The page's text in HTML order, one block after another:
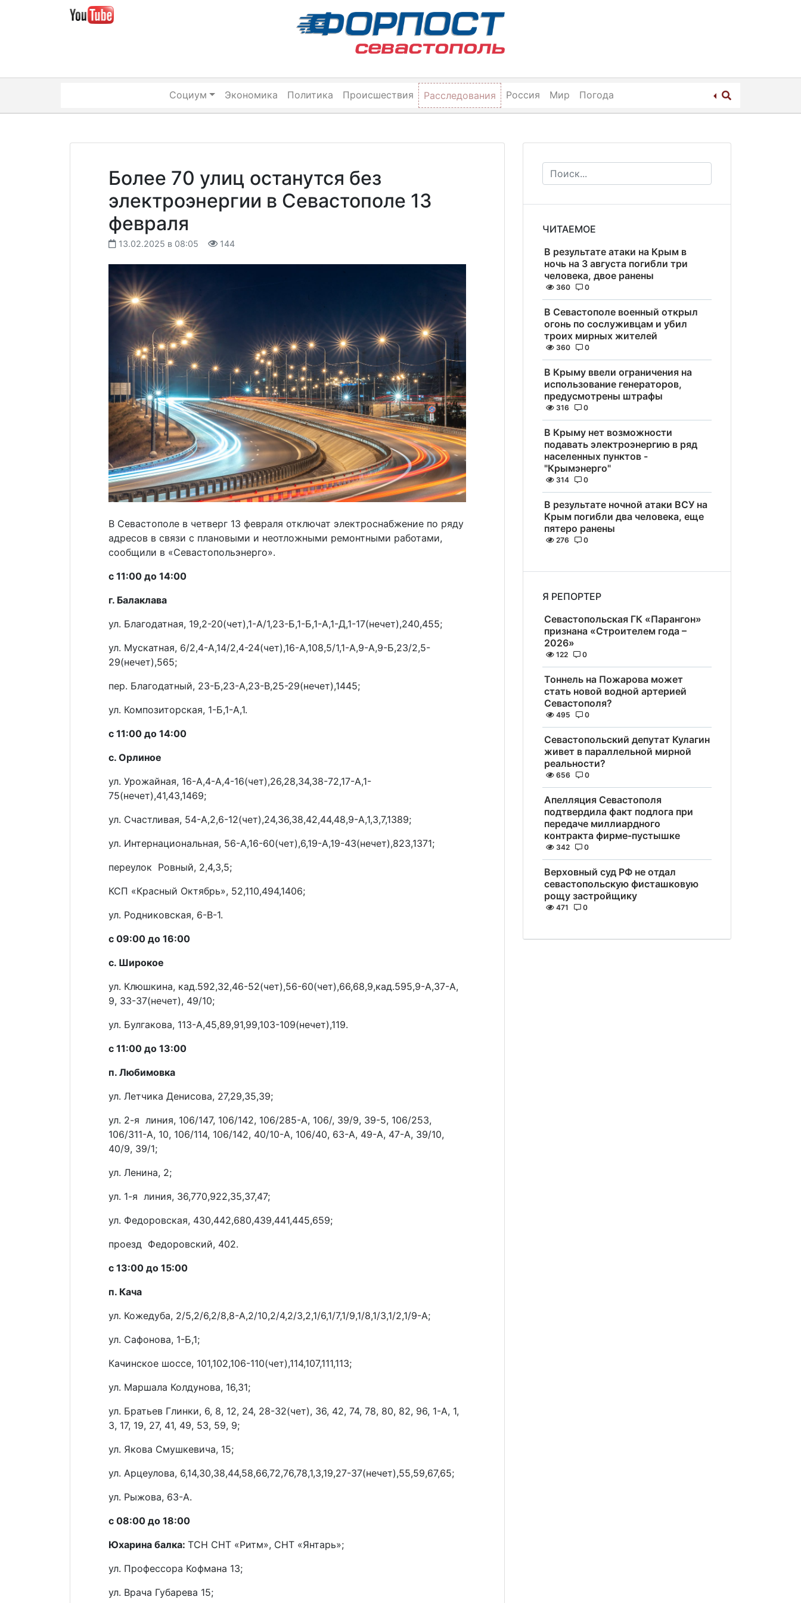
Социум Экономика Политика Происшествия Расследования Россия Мир Погода
Более 70 улиц останутся без
электроэнергии в Севастополе 13
февраля
13.02.2025 в 08:05 144
В Севастополе в четверг 13 февраля отключат электроснабжение по ряду
адресов в связи с плановыми и неотложными ремонтными работами,
сообщили в «Севастопольэнерго».
с 11:00 до 14:00
г. Балаклава
ул. Благодатная, 19,2-20(чет),1-А/1,23-Б,1-Б,1-А,1-Д,1-17(нечет),240,455;
ул. Мускатная, 6/2,4-А,14/2,4-24(чет),16-А,108,5/1,1-А,9-А,9-Б,23/2,5-
29(нечет),565;
пер. Благодатный, 23-Б,23-А,23-В,25-29(нечет),1445;
ул. Композиторская, 1-Б,1-А,1.
с 11:00 до 14:00
с. Орлиное
ул. Урожайная, 16-А,4-А,4-16(чет),26,28,34,38-72,17-А,1-
75(нечет),41,43,1469;
ул. Счастливая, 54-А,2,6-12(чет),24,36,38,42,44,48,9-А,1,3,7,1389;
ул. Интернациональная, 56-А,16-60(чет),6,19-А,19-43(нечет),823,1371;
переулок Ровный, 2,4,3,5;
КСП «Красный Октябрь», 52,110,494,1406;
ул. Родниковская, 6-В-1.
с 09:00 до 16:00
с. Широкое
ул. Клюшкина, кад.592,32,46-52(чет),56-60(чет),66,68,9,кад.595,9-А,37-А,
9, 33-37(нечет), 49/10;
ул. Булгакова, 113-А,45,89,91,99,103-109(нечет),119.
с 11:00 до 13:00
п. Любимовка
ул. Летчика Денисова, 27,29,35,39;
ул. 2-я линия, 106/147, 106/142, 106/285-А, 106/, 39/9, 39-5, 106/253,
106/311-А, 10, 106/114, 106/142, 40/10-А, 106/40, 63-А, 49-А, 47-А, 39/10,
40/9, 39/1;
ул. Ленина, 2;
ул. 1-я линия, 36,770,922,35,37,47;
ул. Федоровская, 430,442,680,439,441,445,659;
проезд Федоровский, 402.
с 13:00 до 15:00
п. Кача
ул. Кожедуба, 2/5,2/6,2/8,8-А,2/10,2/4,2/3,2,1/6,1/7,1/9,1/8,1/3,1/2,1/9-А;
ул. Сафонова, 1-Б,1;
Качинское шоссе, 101,102,106-110(чет),114,107,111,113;
ул. Маршала Колдунова, 16,31;
ул. Братьев Глинки, 6, 8, 12, 24, 28-32(чет), 36, 42, 74, 78, 80, 82, 96, 1-А, 1,
3, 17, 19, 27, 41, 49, 53, 59, 9;
ул. Якова Смушкевича, 15;
ул. Арцеулова, 6,14,30,38,44,58,66,72,76,78,1,3,19,27-37(нечет),55,59,67,65;
ул. Рыжова, 63-А.
с 08:00 до 18:00
Юхарина балка: ТСН СНТ «Ритм», СНТ «Янтарь»;
ул. Профессора Кофмана 13;
ул. Врача Губарева 15;
ЧИТАЕМОЕ
В результате атаки на Крым в
ночь на 3 августа погибли три
человека, двое ранены
360 0
В Севастополе военный открыл
огонь по сослуживцам и убил
троих мирных жителей
360 0
В Крыму ввели ограничения на
использование генераторов,
предусмотрены штрафы
316 0
В Крыму нет возможности
подавать электроэнергию в ряд
населенных пунктов -
"Крымэнерго"
314 0
В результате ночной атаки ВСУ на
Крым погибли два человека, еще
пятеро ранены
276 0
Я РЕПОРТЕР
Севастопольская ГК «Парангон»
признана «Строителем года –
2026»
122 0
Тоннель на Пожарова может
стать новой водной артерией
Севастополя?
495 0
Севастопольский депутат Кулагин
живет в параллельной мирной
реальности?
656 0
Апелляция Севастополя
подтвердила факт подлога при
передаче миллиардного
контракта фирме-пустышке
342 0
Верховный суд РФ не отдал
севастопольскую фисташковую
рощу застройщику
471 0